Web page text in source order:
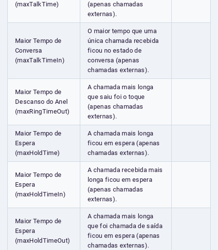
(maxTalkTime)
(apenas chamadas
externas).
Maior Tempo de
Conversa
(maxTalkTimeIn)
O maior tempo que uma
única chamada recebida
ficou no estado de
conversa (apenas
chamadas externas).
Maior Tempo de
Descanso do Anel
(maxRingTimeOut)
A chamada mais longa
que saiu foi o toque
(apenas chamadas
externas).
Maior Tempo de
Espera
(maxHoldTime)
A chamada mais longa
ficou em espera (apenas
chamadas externas).
Maior Tempo de
Espera
(maxHoldTimeIn)
A chamada recebida mais
longa ficou em espera
(apenas chamadas
externas).
Maior Tempo de
Espera
(maxHoldTimeOut)
A chamada mais longa
que foi chamada de saída
ficou em espera (apenas
chamadas externas).